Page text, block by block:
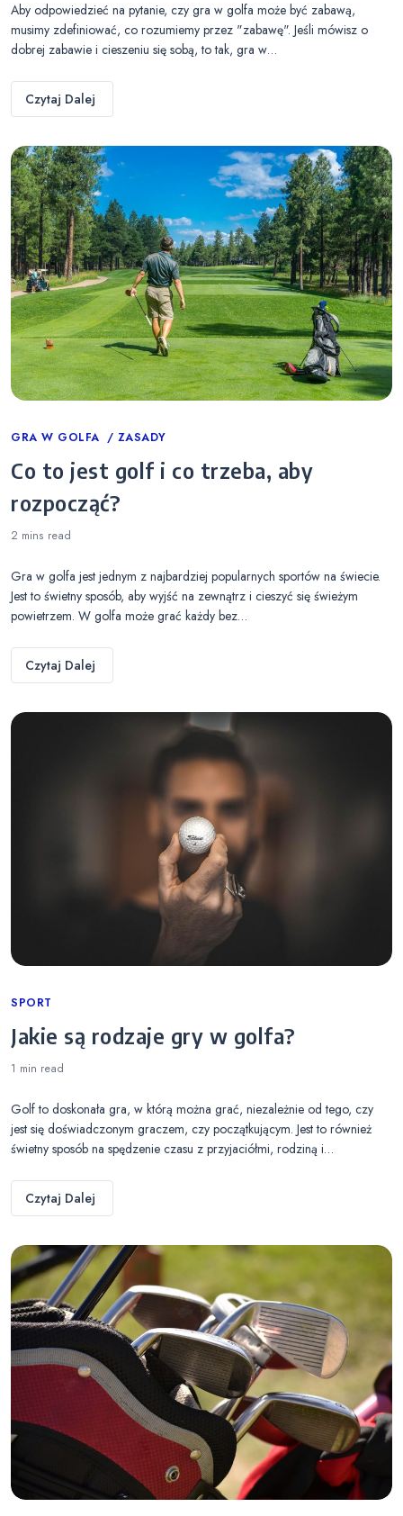
Aby odpowiedzieć na pytanie, czy gra w golfa może być zabawą,
musimy zdefiniować, co rozumiemy przez "zabawę". Jeśli mówisz o
dobrej zabawie i cieszeniu się sobą, to tak, gra w…
Czytaj Dalej
Categories
GRA W GOLFA ZASADY
Co to jest golf i co trzeba, aby
rozpocząć?
2 mins read
Gra w golfa jest jednym z najbardziej popularnych sportów na świecie.
Jest to świetny sposób, aby wyjść na zewnątrz i cieszyć się świeżym
powietrzem. W golfa może grać każdy bez…
Czytaj Dalej
Categories
SPORT
Jakie są rodzaje gry w golfa?
1 min read
Golf to doskonała gra, w którą można grać, niezależnie od tego, czy
jest się doświadczonym graczem, czy początkującym. Jest to również
świetny sposób na spędzenie czasu z przyjaciółmi, rodziną i…
Czytaj Dalej